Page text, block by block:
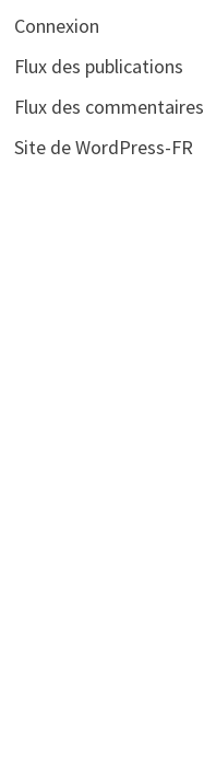
Connexion
Flux des publications
Flux des commentaires
Site de WordPress-FR